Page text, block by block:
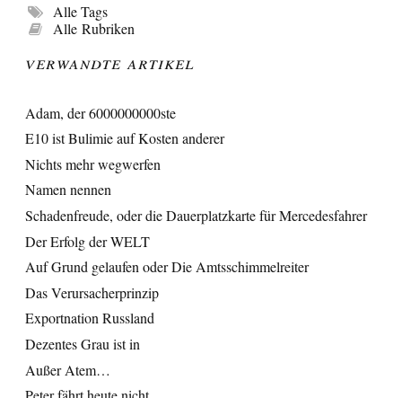
Alle Tags
Alle Rubriken
Verwandte Artikel
Adam, der 6000000000ste
E10 ist Bulimie auf Kosten anderer
Nichts mehr wegwerfen
Namen nennen
Schadenfreude, oder die Dauerplatzkarte für Mercedesfahrer
Der Erfolg der WELT
Auf Grund gelaufen oder Die Amtsschimmelreiter
Das Verursacherprinzip
Exportnation Russland
Dezentes Grau ist in
Außer Atem…